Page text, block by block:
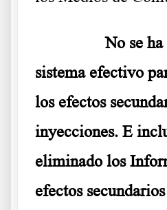
………..No se
sistema efectivo
los efectos
inyecciones. E
eliminado los
efectos